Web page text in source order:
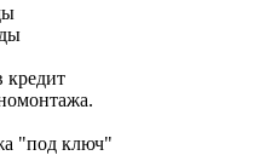
кредит
"под ключ"